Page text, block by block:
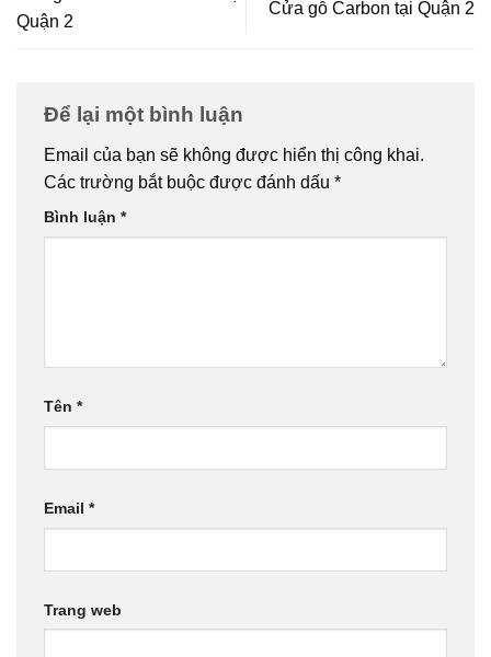
Quận 2
Cửa gỗ Carbon tại Quận 2
Để lại một bình luận
Email của bạn sẽ không được hiển thị công khai.
Các trường bắt buộc được đánh dấu *
Bình luận *
Tên *
Email *
Trang web